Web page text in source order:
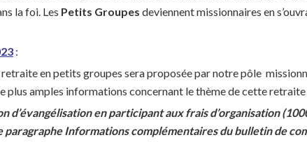
la foi. Les Petits Groupes deviennent missionnaires en
:
retraite en petits groupes sera proposée par notre pôle
plus amples informations concernant le thème de cette
d’évangélisation en participant aux frais d’organisation
paragraphe Informations complémentaires du bulletin de